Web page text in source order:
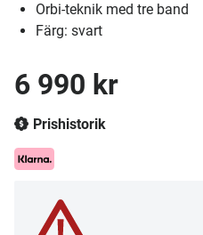
Orbi-teknik med tre band
Färg: svart
6 990 kr
Prishistorik